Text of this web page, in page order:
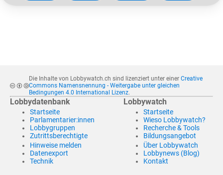
Die Inhalte von Lobbywatch.ch sind lizenziert unter einer Creative
Commons Namensnennung - Weitergabe unter gleichen
Bedingungen 4.0 International Lizenz.
Lobbydatenbank
Startseite
Parlamentarier:innen
Lobbygruppen
Zutrittsberechtigte
Hinweise melden
Datenexport
Technik
Lobbywatch
Startseite
Wieso Lobbywatch?
Recherche & Tools
Bildungsangebot
Über Lobbywatch
Lobbynews (Blog)
Kontakt